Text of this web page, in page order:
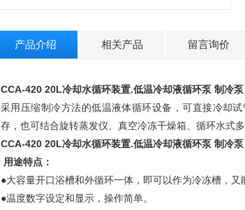
产品介绍 相关产品 留言询价
CCA-420 20L冷却水循环装置.低温冷却液循环泵 制冷泵
采用压缩制冷方法的低温液体循环设备，可直接冷却
存，也可结合旋转蒸发仪、真空冷冻干燥箱、循环水式多
CCA-420 20L冷却水循环装置.低温冷却液循环泵 制冷泵
用途特点：
●大容量开口浴槽和外循环一体，即可以作为冷冻槽，又
●温度数字设定和显示，操作简单。